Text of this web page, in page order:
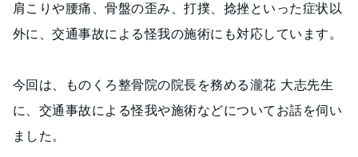
肩こりや腰痛、骨盤の歪み、打撲、捻挫といった症状以
外に、交通事故による怪我の施術にも対応しています。
今回は、ものくろ整骨院の院長を務める瀧花 大志先生
に、交通事故による怪我や施術などについてお話を伺い
ました。